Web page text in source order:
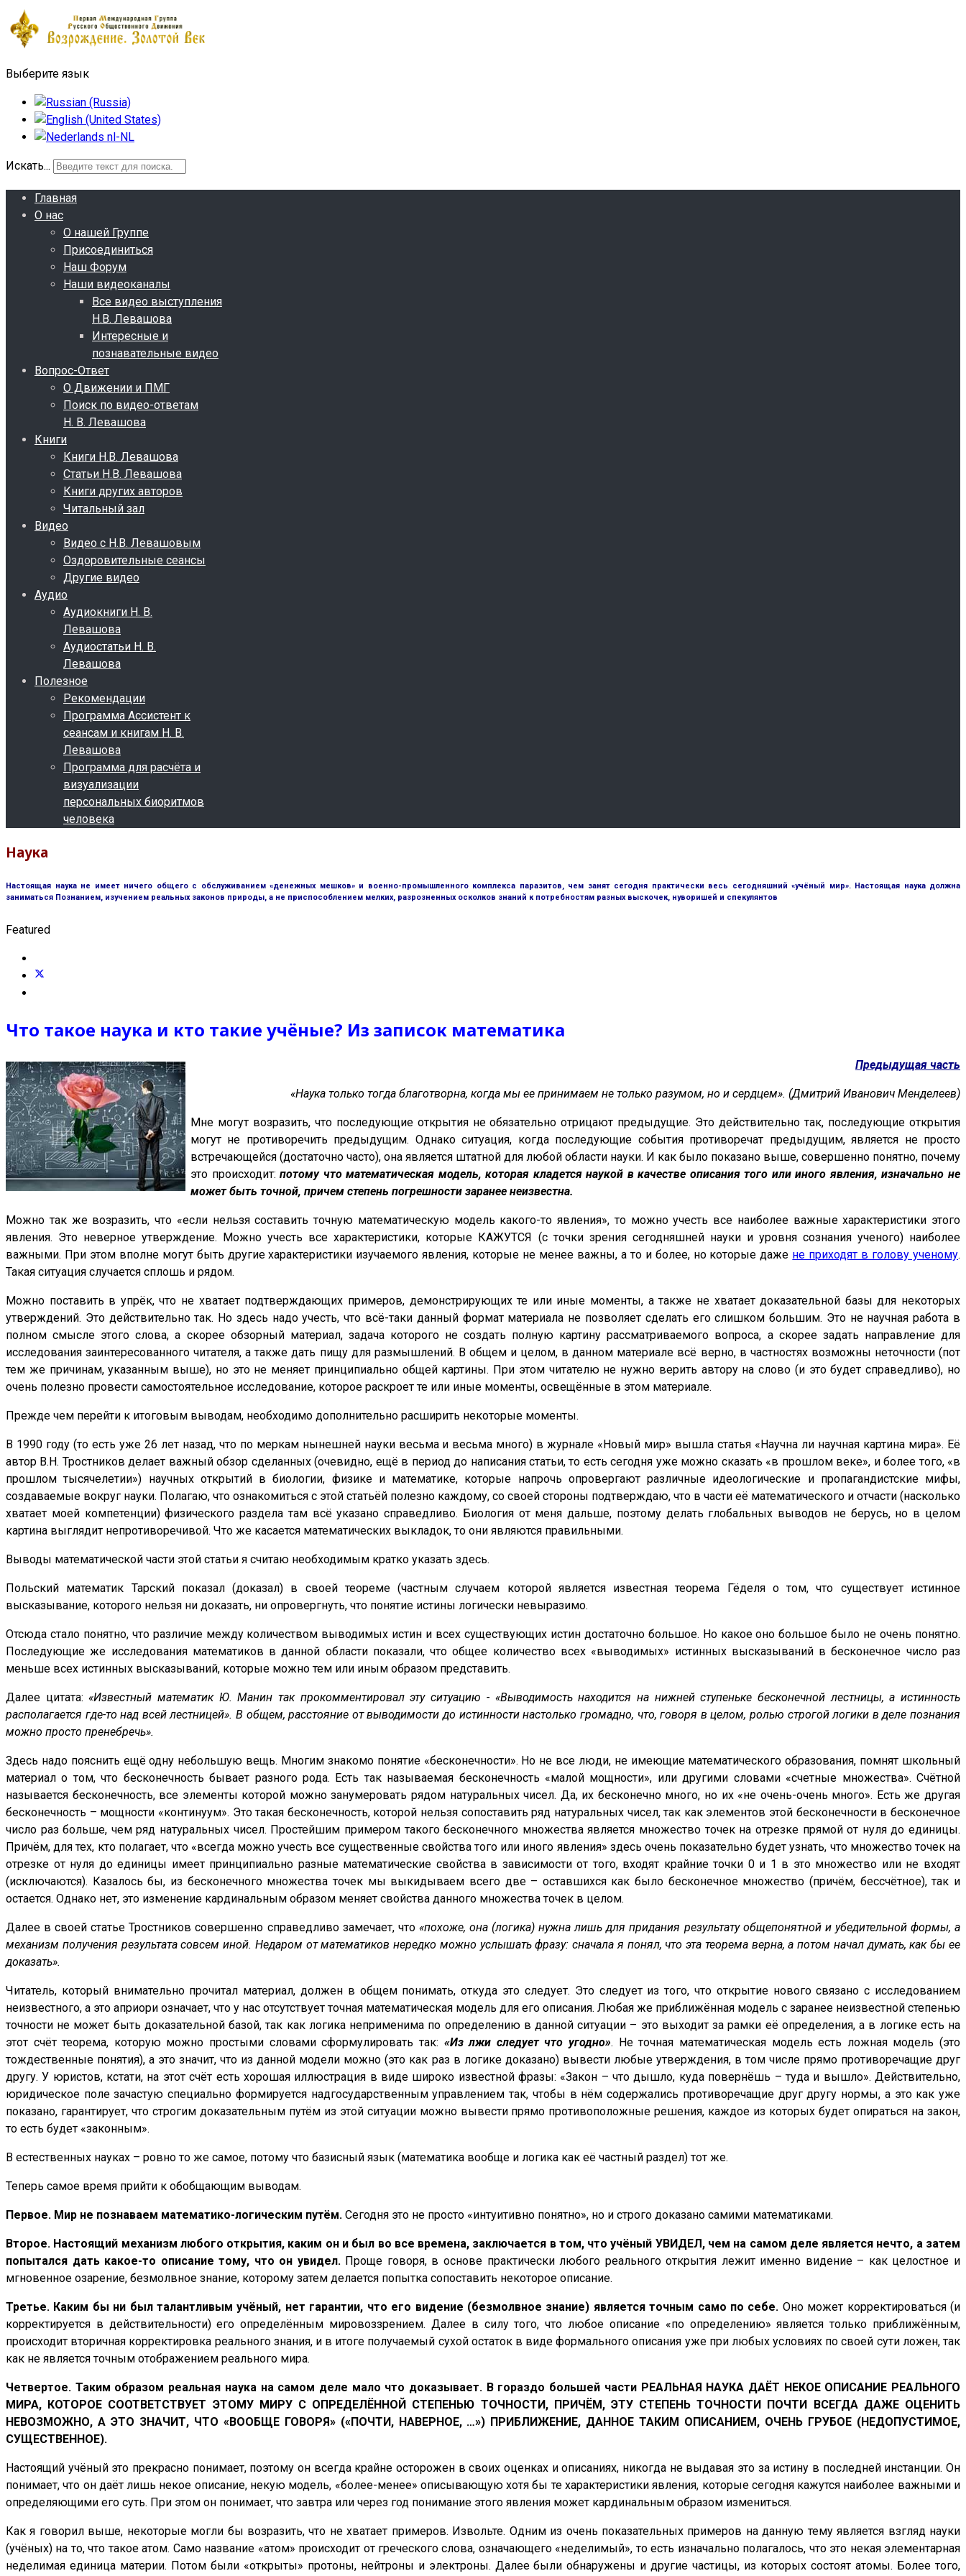
Выберите язык
Искать...
Главная
О нас
О нашей Группе
Присоединиться
Наш Форум
Наши видеоканалы
Все видео выступления
Н.В. Левашова
Интересные и
познавательные видео
Вопрос-Ответ
О Движении и ПМГ
Поиск по видео-ответам
Н. В. Левашова
Книги
Книги Н.В. Левашова
Статьи Н.В. Левашова
Книги других авторов
Читальный зал
Видео
Видео с Н.В. Левашовым
Оздоровительные сеансы
Другие видео
Аудио
Аудиокниги Н. В.
Левашова
Аудиостатьи Н. В.
Левашова
Полезное
Рекомендации
Программа Ассистент к
сеансам и книгам Н. В.
Левашова
Программа для расчёта и
визуализации
персональных биоритмов
человека
Наука
Настоящая наука не имеет ничего общего с обслуживанием «денежных мешков» и военно-промышленного комплекса паразитов, чем занят сегодня практически весь сегодняшний «учёный мир». Настоящая наука должна
заниматься Познанием, изучением реальных законов природы, а не приспособлением мелких, разрозненных осколков знаний к потребностям разных выскочек, нуворишей и спекулянтов
Featured
Что такое наука и кто такие учёные? Из записок математика
Предыдущая часть
«Наука только тогда благотворна, когда мы ее принимаем не только разумом, но и сердцем». (Дмитрий Иванович Менделеев)
Мне могут возразить, что последующие открытия не обязательно отрицают предыдущие. Это действительно так, последующие открытия
могут не противоречить предыдущим. Однако ситуация, когда последующие события противоречат предыдущим, является не просто
встречающейся (достаточно часто), она является штатной для любой области науки. И как было показано выше, совершенно понятно, почему
это происходит:потому что математическая модель, которая кладется наукой в качестве описания того или иного явления, изначально не
может быть точной, причем степень погрешности заранее неизвестна.
Можно так же возразить, что «если нельзя составить точную математическую модель какого-то явления», то можно учесть все наиболее важные характеристики этого
явления. Это неверное утверждение. Можно учесть все характеристики, которые КАЖУТСЯ (с точки зрения сегодняшней науки и уровня сознания ученого) наиболее
важными. При этом вполне могут быть другие характеристики изучаемого явления, которые не менее важны, а то и более, но которые даже не приходят в голову ученому.
Такая ситуация случается сплошь и рядом.
Можно поставить в упрёк, что не хватает подтверждающих примеров, демонстрирующих те или иные моменты, а также не хватает доказательной базы для некоторых
утверждений. Это действительно так. Но здесь надо учесть, что всё-таки данный формат материала не позволяет сделать его слишком большим. Это не научная работа в
полном смысле этого слова, а скорее обзорный материал, задача которого не создать полную картину рассматриваемого вопроса, а скорее задать направление для
исследования заинтересованного читателя, а также дать пищу для размышлений. В общем и целом, в данном материале всё верно, в частностях возможны неточности (пот
тем же причинам, указанным выше), но это не меняет принципиально общей картины. При этом читателю не нужно верить автору на слово (и это будет справедливо), но
очень полезно провести самостоятельное исследование, которое раскроет те или иные моменты, освещённые в этом материале.
Прежде чем перейти к итоговым выводам, необходимо дополнительно расширить некоторые моменты.
В 1990 году (то есть уже 26 лет назад, что по меркам нынешней науки весьма и весьма много) в журнале «Новый мир» вышла статья «Научна ли научная картина мира». Её
автор В.Н. Тростников делает важный обзор сделанных (очевидно, ещё в период до написания статьи, то есть сегодня уже можно сказать «в прошлом веке», и более того, «в
прошлом тысячелетии») научных открытий в биологии, физике и математике, которые напрочь опровергают различные идеологические и пропагандистские мифы,
создаваемые вокруг науки. Полагаю, что ознакомиться с этой статьёй полезно каждому, со своей стороны подтверждаю, что в части её математического и отчасти (насколько
хватает моей компетенции) физического раздела там всё указано справедливо. Биология от меня дальше, поэтому делать глобальных выводов не берусь, но в целом
картина выглядит непротиворечивой. Что же касается математических выкладок, то они являются правильными.
Выводы математической части этой статьи я считаю необходимым кратко указать здесь.
Польский математик Тарский показал (доказал) в своей теореме (частным случаем которой является известная теорема Гёделя о том, что существует истинное
высказывание, которого нельзя ни доказать, ни опровергнуть, что понятие истины логически невыразимо.
Отсюда стало понятно, что различие между количеством выводимых истин и всех существующих истин достаточно большое. Но какое оно большое было не очень понятно.
Последующие же исследования математиков в данной области показали, что общее количество всех «выводимых» истинных высказываний в бесконечное число раз
меньше всех истинных высказываний, которые можно тем или иным образом представить.
Далее цитата:«Известный математик Ю. Манин так прокомментировал эту ситуацию - «Выводимость находится на нижней ступеньке бесконечной лестницы, а истинность
располагается где-то над всей лестницей». В общем, расстояние от выводимости до истинности настолько громадно, что, говоря в целом, ролью строгой логики в деле познания
можно просто пренебречь».
Здесь надо пояснить ещё одну небольшую вещь. Многим знакомо понятие «бесконечности». Но не все люди, не имеющие математического образования, помнят школьный
материал о том, что бесконечность бывает разного рода. Есть так называемая бесконечность «малой мощности», или другими словами «счетные множества». Счётной
называется бесконечность, все элементы которой можно занумеровать рядом натуральных чисел. Да, их бесконечно много, но их «не очень-очень много». Есть же другая
бесконечность – мощности «континуум». Это такая бесконечность, которой нельзя сопоставить ряд натуральных чисел, так как элементов этой бесконечности в бесконечное
число раз больше, чем ряд натуральных чисел. Простейшим примером такого бесконечного множества является множество точек на отрезке прямой от нуля до единицы.
Причём, для тех, кто полагает, что «всегда можно учесть все существенные свойства того или иного явления» здесь очень показательно будет узнать, что множество точек на
отрезке от нуля до единицы имеет принципиально разные математические свойства в зависимости от того, входят крайние точки 0 и 1 в это множество или не входят
(исключаются). Казалось бы, из бесконечного множества точек мы выкидываем всего две – оставшихся как было бесконечное множество (причём, бессчётное), так и
остается. Однако нет, это изменение кардинальным образом меняет свойства данного множества точек в целом.
Далее в своей статье Тростников совершенно справедливо замечает, что «похоже, она (логика) нужна лишь для придания результату общепонятной и убедительной формы, а
механизм получения результата совсем иной. Недаром от математиков нередко можно услышать фразу: сначала я понял, что эта теорема верна, а потом начал думать, как бы ее
доказать».
Читатель, который внимательно прочитал материал, должен в общем понимать, откуда это следует. Это следует из того, что открытие нового связано с исследованием
неизвестного, а это априори означает, что у нас отсутствует точная математическая модель для его описания. Любая же приближённая модель с заранее неизвестной степенью
точности не может быть доказательной базой, так как логика неприменима по определению в данной ситуации – это выходит за рамки её определения, а в логике есть на
этот счёт теорема, которую можно простыми словами сформулировать так: «Из лжи следует что угодно». Не точная математическая модель есть ложная модель (это
тождественные понятия), а это значит, что из данной модели можно (это как раз в логике доказано) вывести любые утверждения, в том числе прямо противоречащие друг
другу. У юристов, кстати, на этот счёт есть хорошая иллюстрация в виде широко известной фразы: «Закон – что дышло, куда повернёшь – туда и вышло». Действительно,
юридическое поле зачастую специально формируется надгосударственным управлением так, чтобы в нём содержались противоречащие друг другу нормы, а это как уже
показано, гарантирует, что строгим доказательным путём из этой ситуации можно вывести прямо противоположные решения, каждое из которых будет опираться на закон,
то есть будет «законным».
В естественных науках – ровно то же самое, потому что базисный язык (математика вообще и логика как её частный раздел) тот же.
Теперь самое время прийти к обобщающим выводам.
Первое. Мир не познаваем математико-логическим путём. Сегодня это не просто «интуитивно понятно», но и строго доказано самими математиками.
Второе. Настоящий механизм любого открытия, каким он и был во все времена, заключается в том, что учёный УВИДЕЛ, чем на самом деле является нечто, а затем
попытался дать какое-то описание тому, что он увидел. Проще говоря, в основе практически любого реального открытия лежит именно видение – как целостное и
мгновенное озарение, безмолвное знание, которому затем делается попытка сопоставить некоторое описание.
Третье. Каким бы ни был талантливым учёный, нет гарантии, что его видение (безмолвное знание) является точным само по себе. Оно может корректироваться (и
корректируется в действительности) его определённым мировоззрением. Далее в силу того, что любое описание «по определению» является только приближённым,
происходит вторичная корректировка реального знания, и в итоге получаемый сухой остаток в виде формального описания уже при любых условиях по своей сути ложен, так
как не является точным отображением реального мира.
Четвертое. Таким образом реальная наука на самом деле мало что доказывает. В гораздо большей части РЕАЛЬНАЯ НАУКА ДАЁТ НЕКОЕ ОПИСАНИЕ РЕАЛЬНОГО
МИРА, КОТОРОЕ СООТВЕТСТВУЕТ ЭТОМУ МИРУ С ОПРЕДЕЛЁННОЙ СТЕПЕНЬЮ ТОЧНОСТИ, ПРИЧЁМ, ЭТУ СТЕПЕНЬ ТОЧНОСТИ ПОЧТИ ВСЕГДА ДАЖЕ ОЦЕНИТЬ
НЕВОЗМОЖНО, А ЭТО ЗНАЧИТ, ЧТО «ВООБЩЕ ГОВОРЯ» («ПОЧТИ, НАВЕРНОЕ, …») ПРИБЛИЖЕНИЕ, ДАННОЕ ТАКИМ ОПИСАНИЕМ, ОЧЕНЬ ГРУБОЕ (НЕДОПУСТИМОЕ,
СУЩЕСТВЕННОЕ).
Настоящий учёный это прекрасно понимает, поэтому он всегда крайне осторожен в своих оценках и описаниях, никогда не выдавая это за истину в последней инстанции. Он
понимает, что он даёт лишь некое описание, некую модель, «более-менее» описывающую хотя бы те характеристики явления, которые сегодня кажутся наиболее важными и
определяющими его суть. При этом он понимает, что завтра или через год понимание этого явления может кардинальным образом измениться.
Как я говорил выше, некоторые могли бы возразить, что не хватает примеров. Извольте. Одним из очень показательных примеров на данную тему является взгляд науки
(учёных) на то, что такое атом. Само название «атом» происходит от греческого слова, означающего «неделимый», то есть изначально полагалось, что это некая элементарная
неделимая единица материи. Потом были «открыты» протоны, нейтроны и электроны. Далее были обнаружены и другие частицы, из которых состоят атомы. Более того,